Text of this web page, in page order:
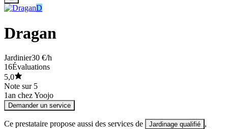
D
Dragan
Jardinier30 €/h
16Évaluations
5,0
Note sur 5
1an chez Yoojo
Demander un service
Ce prestataire propose aussi des services de Jardinage qualifié ,